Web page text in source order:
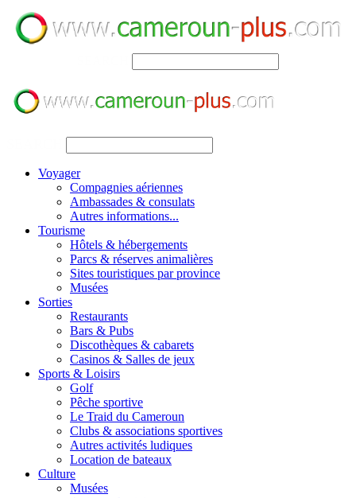
Voyager
Compagnies aériennes
Ambassades & consulats
Autres informations...
Tourisme
Hôtels & hébergements
Parcs & réserves animalières
Sites touristiques par province
Musées
Sorties
Restaurants
Bars & Pubs
Discothèques & cabarets
Casinos & Salles de jeux
Sports & Loisirs
Golf
Pêche sportive
Le Traid du Cameroun
Clubs & associations sportives
Autres activités ludiques
Location de bateaux
Culture
Musées